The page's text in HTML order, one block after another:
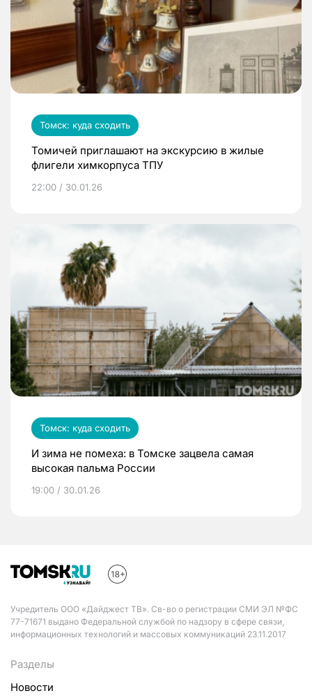
Томск: куда сходить
Томичей приглашают на экскурсию в жилые
флигели химкорпуса ТПУ
22:00 / 30.01.26
Томск: куда сходить
И зима не помеха: в Томске зацвела самая
высокая пальма России
19:00 / 30.01.26
Учредитель ООО «Дайджест ТВ». Св-во о регистрации СМИ ЭЛ №ФС
77-71671 выдано Федеральной службой по надзору в сфере связи,
информационных технологий и массовых коммуникаций 23.11.2017
Разделы
Новости